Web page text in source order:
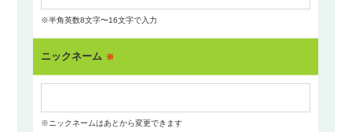
※半角英数8文字〜16文字で入力
ニックネーム ※
※ニックネームはあとから変更できます